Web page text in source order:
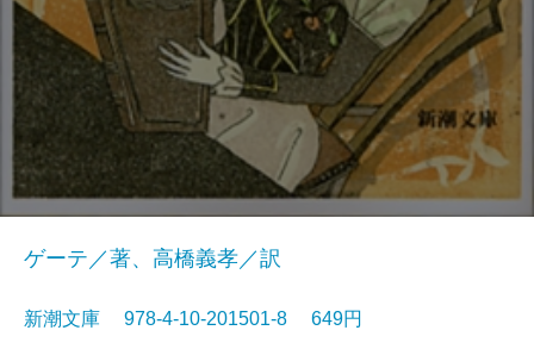
ゲーテ／著、高橋義孝／訳
新潮文庫 978-4-10-201501-8 649円